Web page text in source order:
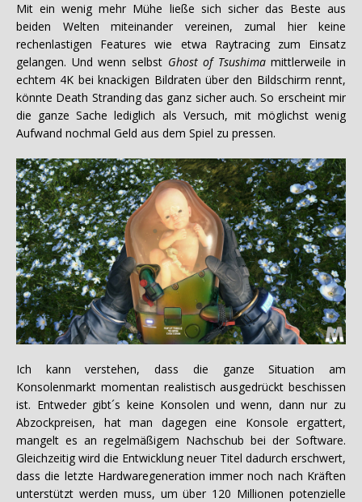
Mit ein wenig mehr Mühe ließe sich sicher das Beste aus
beiden Welten miteinander vereinen, zumal hier keine
rechenlastigen Features wie etwa Raytracing zum Einsatz
gelangen. Und wenn selbst Ghost of Tsushimamittlerweile in
echtem 4K bei knackigen Bildraten über den Bildschirm rennt,
könnte Death Stranding das ganz sicher auch. So erscheint mir
die ganze Sache lediglich als Versuch, mit möglichst wenig
Aufwand nochmal Geld aus dem Spiel zu pressen.
Ich kann verstehen, dass die ganze Situation am
Konsolenmarkt momentan realistisch ausgedrückt beschissen
ist. Entweder gibt´s keine Konsolen und wenn, dann nur zu
Abzockpreisen, hat man dagegen eine Konsole ergattert,
mangelt es an regelmäßigem Nachschub bei der Software.
Gleichzeitig wird die Entwicklung neuer Titel dadurch erschwert,
dass die letzte Hardwaregeneration immer noch nach Kräften
unterstützt werden muss, um über 120 Millionen potenzielle